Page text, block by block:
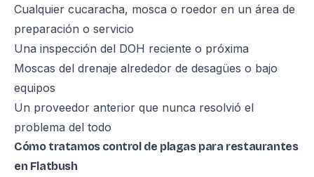
Cualquier cucaracha, mosca o roedor en un área de
preparación o servicio
Una inspección del DOH reciente o próxima
Moscas del drenaje alrededor de desagües o bajo
equipos
Un proveedor anterior que nunca resolvió el
problema del todo
Cómo tratamos control de plagas para restaurantes
en Flatbush